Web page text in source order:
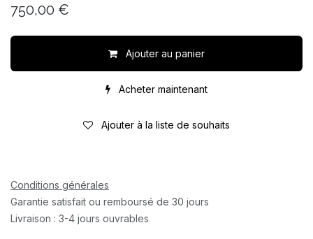
750,00 €
Ajouter au panier
Acheter maintenant
Ajouter à la liste de souhaits
Conditions générales
Garantie satisfait ou remboursé de 30 jours
Livraison : 3-4 jours ouvrables